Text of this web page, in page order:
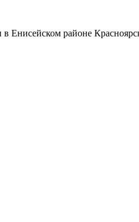
Енисейском районе